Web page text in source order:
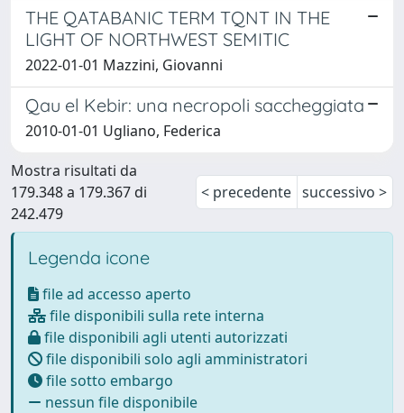
THE QATABANIC TERM TQNT IN THE
LIGHT OF NORTHWEST SEMITIC
2022-01-01 Mazzini, Giovanni
Qau el Kebir: una necropoli saccheggiata
2010-01-01 Ugliano, Federica
Mostra risultati da
179.348 a 179.367 di
242.479
< precedente successivo >
Legenda icone
file ad accesso aperto
file disponibili sulla rete interna
file disponibili agli utenti autorizzati
file disponibili solo agli amministratori
file sotto embargo
nessun file disponibile